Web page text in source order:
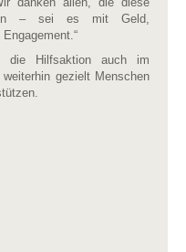
– sei es mit Geld,
die Hilfsaktion auch im
gezielt Menschen